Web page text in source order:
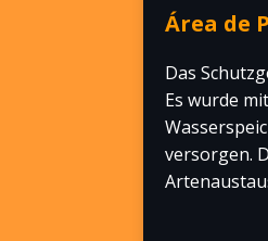
Área de
Das
Es wurde
versorgen.